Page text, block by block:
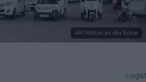
ARI Motors an der Börse